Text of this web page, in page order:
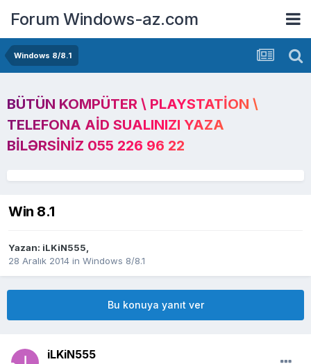
Forum Windows-az.com
Windows 8/8.1
BÜTÜN KOMPÜTER \ PLAYSTATION \
TELEFONA AID SUALINIZI YAZA
BILƏRSINIZ 055 226 96 22
Win 8.1
Yazan: iLKiN555,
28 Aralık 2014 in Windows 8/8.1
Bu konuya yanıt ver
iLKiN555